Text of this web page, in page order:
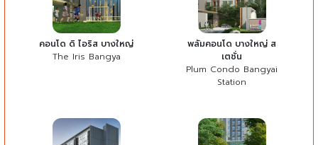
คอนโด ดิ ไอริส บางใหญ่
The Iris Bangya
พลัมคอนโด บางใหญ่ ส
เตชั่น
Plum Condo Bangyai
Station